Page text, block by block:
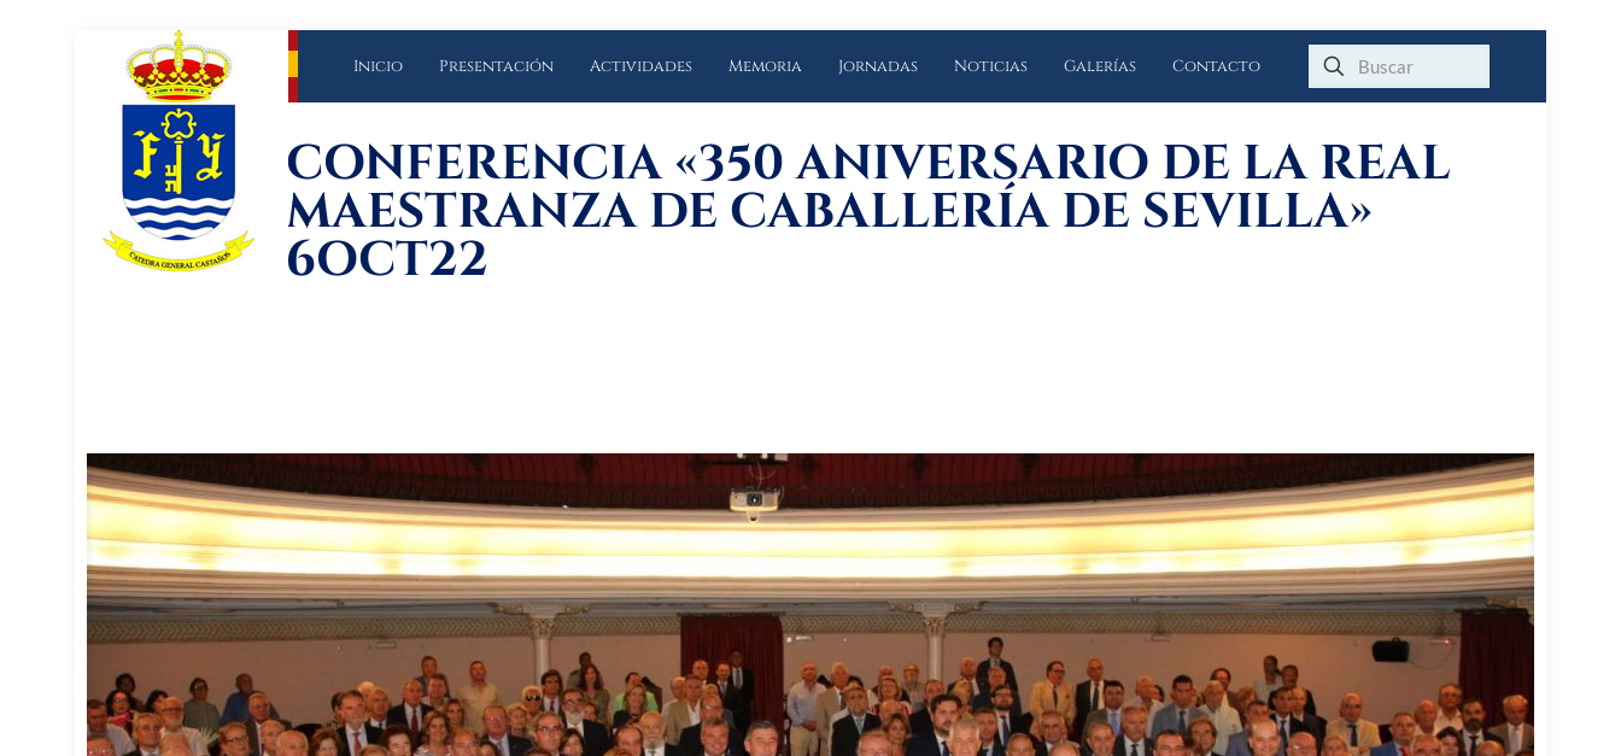
Inicio Presentación Actividades Memoria Jornadas Noticias Galerías Contacto
CONFERENCIA «350 ANIVERSARIO DE LA REAL
MAESTRANZA DE CABALLERÍA DE SEVILLA»
6OCT22